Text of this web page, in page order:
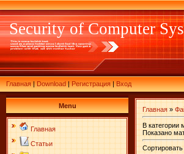
Security of Computer
Главная|Download|Регистрация|Вход
Menu
Главная
Статьи
Главная »
В категории
Показано
Сортировать